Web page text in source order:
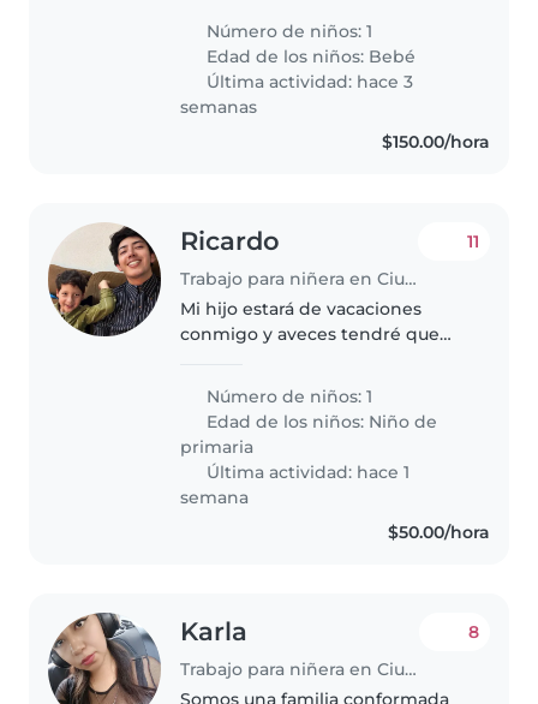
inteligente, tranquilo y juguetón.
Requerimos alguien que pueda
cocinar y estar cómodo(a) con..
Número de niños: 1
Edad de los niños: Bebé
Última actividad: hace 3
semanas
$150.00/hora
Ricardo
Trabajo para niñera en Ciudad de México
11
Mi hijo estará de vacaciones
conmigo y aveces tendré que
31 y mi hijo tiene 7
Número de niños: 1
Edad de los niños: Niño de
primaria
Última actividad: hace 1
semana
$50.00/hora
Karla
Trabajo para niñera en Ciudad de México
8
Somos una familia conformada